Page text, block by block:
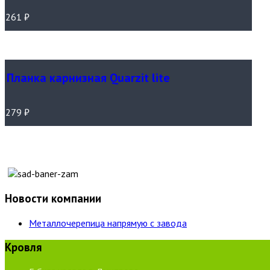
261 ₽
Планка карнизная Quarzit lite
279 ₽
Новости компании
Металлочерепица напрямую с завода
Кровля